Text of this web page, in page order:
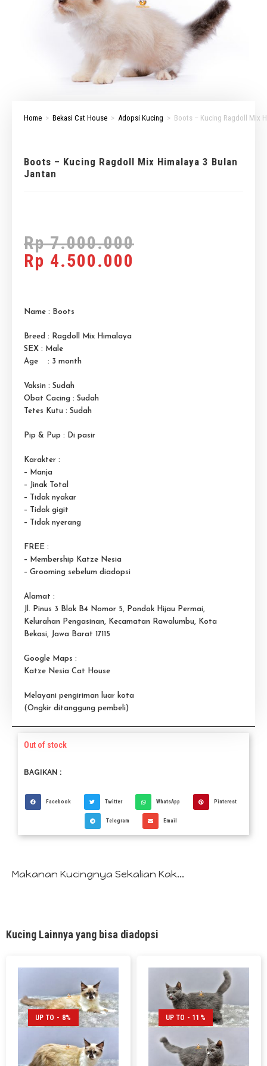
Home > Bekasi Cat House > Adopsi Kucing > Boots – Kucing Ragdoll Mix
Boots – Kucing Ragdoll Mix Himalaya 3 Bulan
Jantan
Rp7.000.000
Rp 4.500.000
Name : Boots
Breed : Ragdoll Mix Himalaya
SEX : Male
Age : 3 month
Vaksin : Sudah
Obat Cacing : Sudah
Tetes Kutu : Sudah
Pip & Pup : Di pasir
Karakter :
– Manja
– Jinak Total
– Tidak nyakar
– Tidak gigit
– Tidak nyerang
FREE :
– Membership Katze Nesia
– Grooming sebelum diadopsi
Alamat :
Jl. Pinus 3 Blok B4 Nomor 5, Pondok Hijau Permai,
Kelurahan Pengasinan, Kecamatan Rawalumbu, Kota
Bekasi, Jawa Barat 17115
Google Maps :
Katze Nesia Cat House
Melayani pengiriman luar kota
(Ongkir ditanggung pembeli)
Out of stock
BAGIKAN :
Facebook Twitter WhatsApp Pinterest
Telegram Email
Makanan Kucingnya Sekalian Kak...
Kucing Lainnya yang bisa diadopsi
UP TO - 8% UP TO - 11%